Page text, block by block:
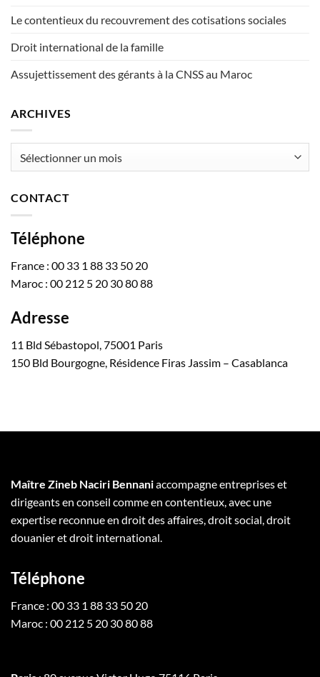
Le contentieux du recouvrement des cotisations sociales
Droit international de la famille
Assujettissement des gérants à la CNSS au Maroc
ARCHIVES
CONTACT
Téléphone
France : 00 33 1 88 33 50 20
Maroc : 00 212 5 20 30 80 88
Adresse
11 Bld Sébastopol, 75001 Paris
150 Bld Bourgogne, Résidence Firas Jassim – Casablanca
Maître Zineb Naciri Bennaniaccompagne entreprises et
dirigeants en conseil comme en contentieux, avec une
expertise reconnue en droit des affaires, droit social, droit
douanier et droit international.
Téléphone
France : 00 33 1 88 33 50 20
Maroc : 00 212 5 20 30 80 88